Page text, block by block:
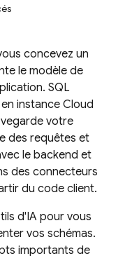
concevez un
le modèle de
SQL
instance Cloud
votre
des requêtes et
le backend et
des connecteurs
du code client.
d'IA pour vous
vos schémas.
importants de